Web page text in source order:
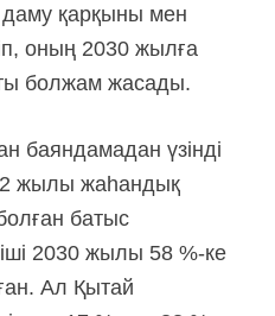
даму қарқыны мен
оның 2030 жылға
болжам жасады.
баяндамадан үзінді
жылы жаһандық
батыс
2030 жылы 58 %-ке
Ал Қытай